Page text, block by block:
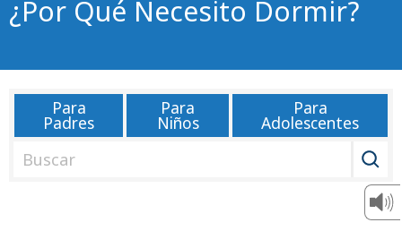
¿Por Qué Necesito Dormir?
Para
Padres
Para
Niños
Para
Adolescentes